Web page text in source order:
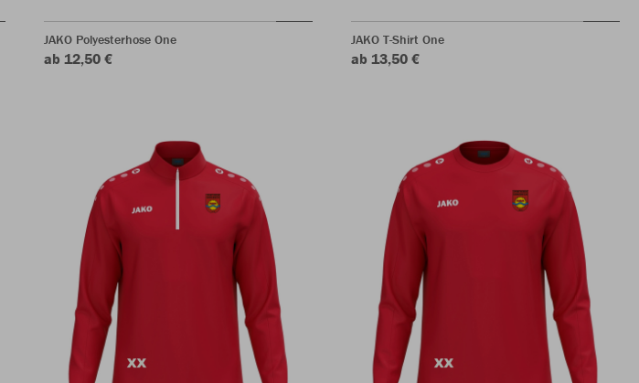
JAKO Polyesterhose One
ab 12,50 €
JAKO T-Shirt One
ab 13,50 €